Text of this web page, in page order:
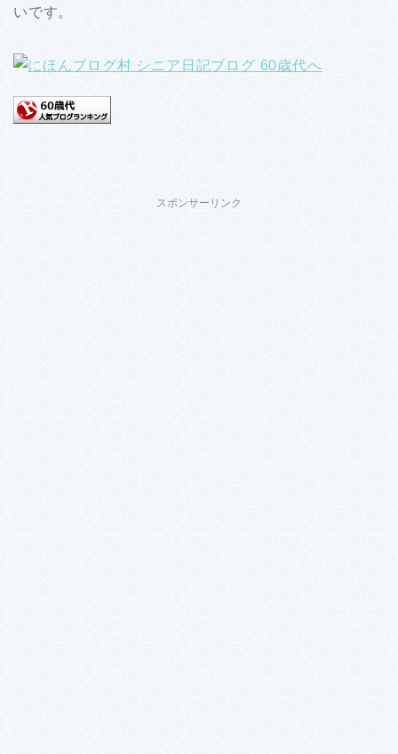
いです。
スポンサーリンク